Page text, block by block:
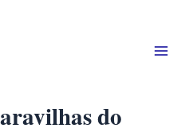
do